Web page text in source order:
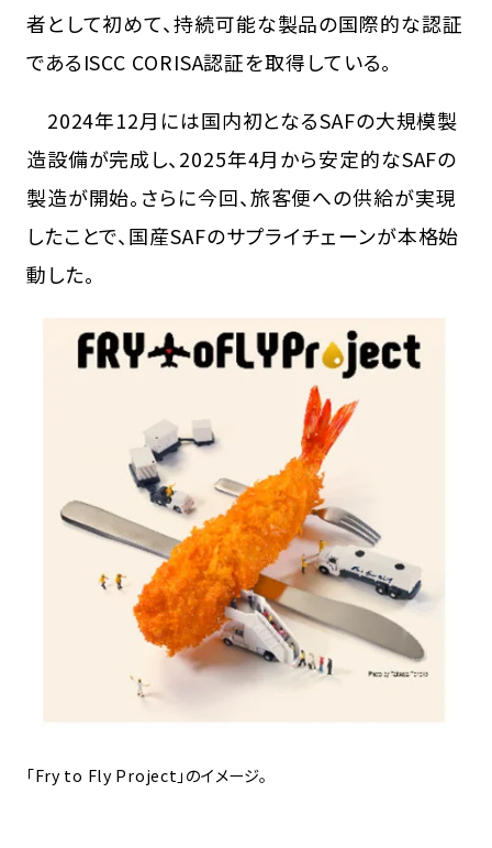
者として初めて、持続可能な製品の国際的な認証
であるISCC CORISA認証を取得している。
2024年12月には国内初となるSAFの大規模製
造設備が完成し、2025年4月から安定的なSAFの
製造が開始。さらに今回、旅客便への供給が実現
したことで、国産SAFのサプライチェーンが本格始
動した。
「Fry to Fly Project」のイメージ。